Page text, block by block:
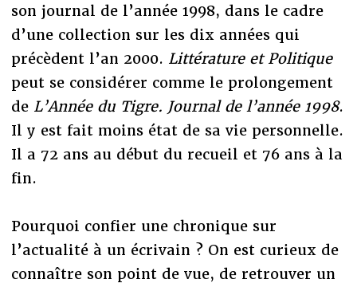
son journal de l’année 1998, dans le cadre
d’une collection sur les dix années qui
précèdent l’an 2000. Littérature et Politique
peut se considérer comme le prolongement
de L’Année du Tigre. Journal de l’année 1998.
Il y est fait moins état de sa vie personnelle.
Il a 72 ans au début du recueil et 76 ans à la
fin.
Pourquoi confier une chronique sur
l’actualité à un écrivain ? On est curieux de
connaître son point de vue, de retrouver un